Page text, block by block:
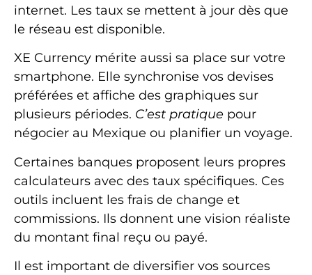
internet. Les taux se mettent à jour dès que
le réseau est disponible.
XE Currency mérite aussi sa place sur votre
smartphone. Elle synchronise vos devises
préférées et affiche des graphiques sur
plusieurs périodes. C’est pratique pour
négocier au Mexique ou planifier un voyage.
Certaines banques proposent leurs propres
calculateurs avec des taux spécifiques. Ces
outils incluent les frais de change et
commissions. Ils donnent une vision réaliste
du montant final reçu ou payé.
Il est important de diversifier vos sources